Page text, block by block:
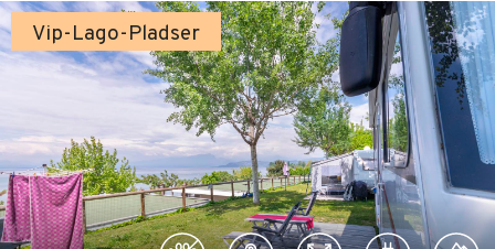
Vip-Lago-Pladser